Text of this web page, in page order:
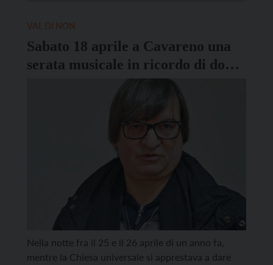
Sabato 18 aprile a Cavareno una
serata musicale in ricordo di don
Mauro Leonardelli
Nella notte fra il 25 e il 26 aprile di un anno fa,
mentre la Chiesa universale si apprestava a dare